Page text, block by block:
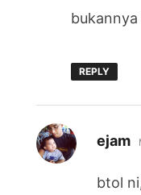
REPLY
ejam
btol